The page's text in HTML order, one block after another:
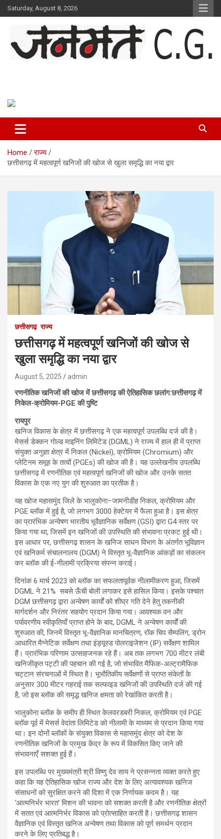
Skip
to
Saturday, August 8, 2026
Home
राज्य
छत्तीसगढ़ में महत्वपूर्ण खनिजों की खोज से खुला समृद्धि का नया द्वार
छत्तीसगढ़ राज्य
छत्तीसगढ़ में महत्वपूर्ण खनिजों की खोज से
खुला समृद्धि का नया द्वार
August 5, 2025 admin
रणनीतिक खनिजों की खोज में छत्तीसगढ़ की ऐतिहासिक छलांग:छत्तीसगढ़ में
निकेल-क्रोमियम-PGE की पुष्टि
रायपुर
खनिज विकास के क्षेत्र में छत्तीसगढ़ ने एक महत्वपूर्ण उपलब्धि दर्ज की है।
मेसर्स डेक्कन गोल्ड माइनिंग लिमिटेड (DGML) ने राज्य में हाल ही में प्राप्त
संयुक्त अनुज्ञा क्षेत्र में निकल (Nickel), क्रोमियम (Chromium) और
प्लेटिनम समूह के तत्वों (PGEs) की खोज की है। यह उल्लेखनीय उपलब्धि
छत्तीसगढ़ में रणनीतिक एवं महत्वपूर्ण खनिजों की खोज और उनके सतत
विकास के एक नए युग की शुरुआत का प्रतीक है।
यह खोज महासमुंद जिले के भालुकोना–जामनीडीह निकल, क्रोमियम और
PGE ब्लॉक में हुई है, जो लगभग 3000 हेक्टेयर में फैला हुआ है। इस क्षेत्र
का प्रारंभिक अन्वेषण भारतीय भूवैज्ञानिक सर्वेक्षण (GSI) द्वारा G4 स्तर पर
किया गया था, जिसमें इन खनिजों की उपस्थिति की संभावना प्रकट हुई थी।
इस आधार पर, छत्तीसगढ़ शासन के खनिज साधन विभाग के अंतर्गत भूविज्ञान
एवं खनिकर्म संचालनालय (DGM) ने विस्तृत भू-वैज्ञानिक आंकड़ों का संकलन
कर ब्लॉक की ई-नीलामी प्रक्रिया संपन्न कराई।
दिनांक 6 मार्च 2023 को ब्लॉक का सफलतापूर्वक नीलामीकरण हुआ, जिसमें
DGML ने 21% सबसे ऊँची बोली लगाकर इसे हासिल किया। इसके पश्चात
DGM छत्तीसगढ़ द्वारा अन्वेषण कार्यों को शीघ्र गति देने हेतु तकनीकी
मार्गदर्शन और निरंतर सहयोग प्रदान किया गया। आवश्यक वन और
पर्यावरणीय स्वीकृतियाँ प्राप्त होने के बाद, DGML ने अन्वेषण कार्यों की
शुरुआत की, जिनमें विस्तृत भू-वैज्ञानिक मानचित्रण, रॉक चिप सैम्पलिंग, ड्रोन
आधारित मैग्नेटिक सर्वेक्षण तथा इंड्यूस्ड पोलराइजेशन (IP) सर्वेक्षण शामिल
हैं। प्रारंभिक परिणाम उत्साहजनक रहे हैं। अब तक लगभग 700 मीटर लंबी
खनिजीकृत पट्टी की पहचान की गई है, जो संभावित मैफिक-अल्ट्रामैफिक
चट्टान संरचनाओं में स्थित है। भूभौतिकीय सर्वेक्षणों से प्राप्त संकेतों के
अनुसार 300 मीटर गहराई तक सल्फाइड खनिजों की उपस्थिति दर्ज की गई
है, जो इस ब्लॉक की समृद्ध खनिज क्षमता को रेखांकित करती है।
भालुकोना ब्लॉक के समीप ही स्थित केलवरडबरी निकल, क्रोमियम एवं PGE
ब्लॉक पूर्व में मेसर्स वेदांता लिमिटेड को नीलामी के माध्यम से प्रदान किया गया
था। इन दोनों ब्लॉकों के संयुक्त विकास से महासमुंद क्षेत्र को देश के
रणनीतिक खनिजों के प्रमुख केंद्र के रूप में विकसित किए जाने की
संभावनाएँ सशक्त हुई हैं।
इस उपलब्धि पर मुख्यमंत्री श्री विष्णु देव साय ने प्रसन्नता व्यक्त करते हुए
कहा कि यह ऐतिहासिक खोज राज्य और देश के लिए अत्यावश्यक खनिज
संसाधनों को सुरक्षित करने की दिशा में एक निर्णायक कदम है। यह
‘आत्मनिर्भर भारत’ मिशन की भावना को सशक्त करती है और रणनीतिक क्षेत्रों
में सतत एवं आत्मनिर्भर विकास को प्रोत्साहित करती है। छत्तीसगढ़ शासन
वैज्ञानिक एवं विस्तृत खनिज अन्वेषण तथा विकास को पूर्ण समर्थन प्रदान
करने के लिए प्रतिबद्ध है।